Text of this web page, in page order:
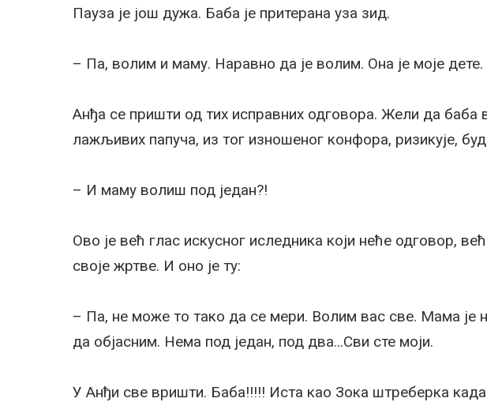
Пауза је још дужа. Баба је притерана уза зид.
– Па, волим и маму. Наравно да је волим. Она је моје дете.
Анђа се пришти од тих исправних одговора. Жели да баба
лажљивих папуча, из тог изношеног конфора, ризикује,
– И маму волиш под један?!
Ово је већ глас искусног иследника који неће одговор,
своје жртве. И оно је ту:
– Па, не може то тако да се мери. Волим вас све. Мама је
да објасним. Нема под један, под два…Сви сте моји.
У Анђи све вришти. Баба!!!!! Иста као Зока штреберка када